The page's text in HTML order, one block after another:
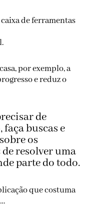
de ferramentas
por exemplo, a
e reduz o
de
buscas e
os
resolver uma
parte do todo.
que costuma